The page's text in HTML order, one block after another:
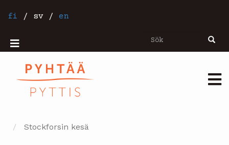
tillfi / sv / en
Sök Sök
Mobiilivalikko
Stockforsin kesä